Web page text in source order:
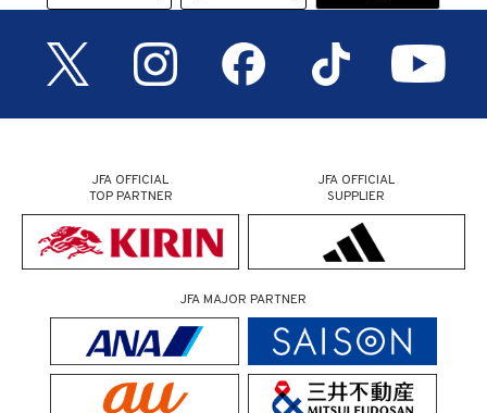
JFA OFFICIAL
TOP PARTNER
JFA OFFICIAL
SUPPLIER
JFA MAJOR PARTNER